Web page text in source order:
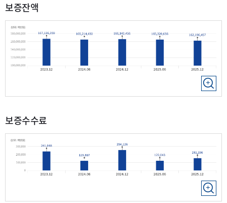
보증잔액
보증수수료